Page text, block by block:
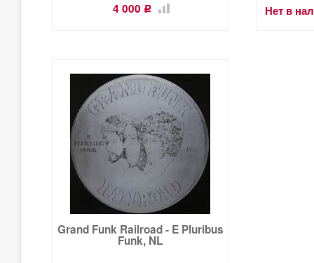
4 000 Р
Нет в
Grand Funk Railroad - E Pluribus
Funk, NL